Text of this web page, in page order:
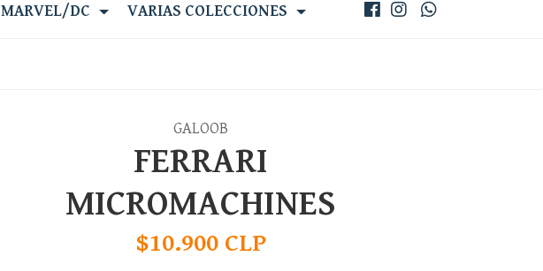
MARVEL/DC VARIAS COLECCIONES
GALOOB
FERRARI
MICROMACHINES
$10.900 CLP